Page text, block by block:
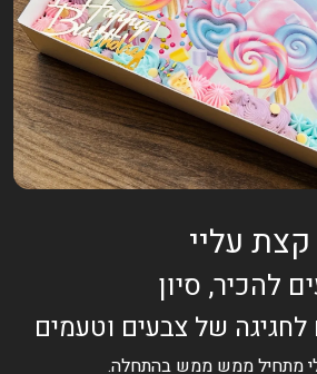
קצת עליי
להכיר, סיון
לחגיגה של צבעים וטעמים
מתחיל ממש ממש בהתחלה.